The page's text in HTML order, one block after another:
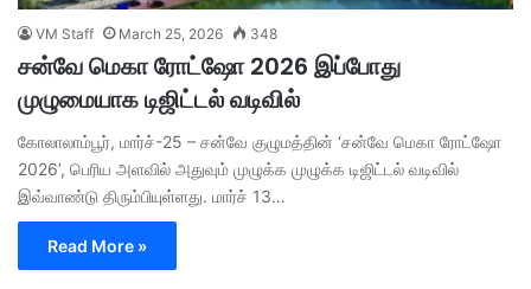
VM Staff March 25, 2026 348
சன்வே மெகா ரோட்ஷோ 2026 இப்போது
முழுமையாக டிஜிட்டல் வடிவில்
கோலாலாம்பூர், மார்ச்-25 – சன்வே குழுமத்தின் ‘சன்வே மெகா ரோட்ஷோ
2026’, பெரிய அளவில் அதுவும் முழுக்க முழுக்க டிஜிட்டல் வடிவில்
இவ்வாண்டு திரும்பியுள்ளது. மார்ச் 13…
Read More »